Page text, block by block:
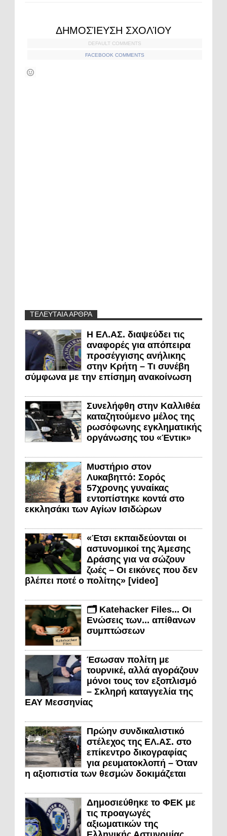
ΔΗΜΟΣΊΕΥΣΗ ΣΧΟΛΊΟΥ
DEFAULT COMMENTS
FACEBOOK COMMENTS
ΤΕΛΕΥΤΑΙΑ ΑΡΘΡΑ
Η ΕΛ.ΑΣ. διαψεύδει τις
αναφορές για απόπειρα
προσέγγισης ανήλικης
στην Κρήτη – Τι συνέβη
σύμφωνα με την επίσημη ανακοίνωση
Συνελήφθη στην Καλλιθέα
καταζητούμενο μέλος της
ρωσόφωνης εγκληματικής
οργάνωσης του «Έντικ»
Μυστήριο στον
Λυκαβηττό: Σορός
57χρονης γυναίκας
εντοπίστηκε κοντά στο
εκκλησάκι των Αγίων Ισιδώρων
«Έτσι εκπαιδεύονται οι
αστυνομικοί της Άμεσης
Δράσης για να σώζουν
ζωές – Οι εικόνες που δεν
βλέπει ποτέ ο πολίτης» [video]
🗂️ Katehacker Files... Οι
Ενώσεις των... απίθανων
συμπτώσεων
Έσωσαν πολίτη με
τουρνικέ, αλλά αγοράζουν
μόνοι τους τον εξοπλισμό
– Σκληρή καταγγελία της
ΕΑΥ Μεσσηνίας
Πρώην συνδικαλιστικό
στέλεχος της ΕΛ.ΑΣ. στο
επίκεντρο δικογραφίας
για ρευματοκλοπή – Όταν
η αξιοπιστία των θεσμών δοκιμάζεται
Δημοσιεύθηκε το ΦΕΚ με
τις προαγωγές
αξιωματικών της